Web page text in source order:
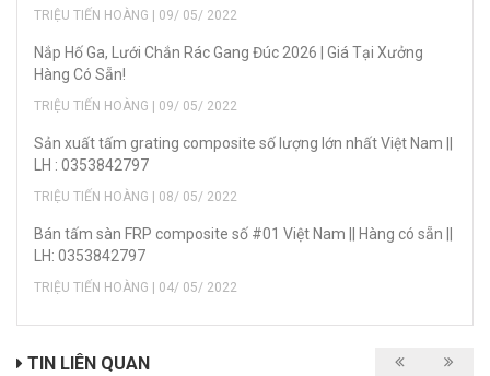
TRIỆU TIẾN HOÀNG | 09/ 05/ 2022
Nắp Hố Ga, Lưới Chắn Rác Gang Đúc 2026 | Giá Tại Xưởng
Hàng Có Sẵn!
TRIỆU TIẾN HOÀNG | 09/ 05/ 2022
Sản xuất tấm grating composite số lượng lớn nhất Việt Nam ||
LH : 0353842797
TRIỆU TIẾN HOÀNG | 08/ 05/ 2022
Bán tấm sàn FRP composite số #01 Việt Nam || Hàng có sẵn ||
LH: 0353842797
TRIỆU TIẾN HOÀNG | 04/ 05/ 2022
TIN LIÊN QUAN